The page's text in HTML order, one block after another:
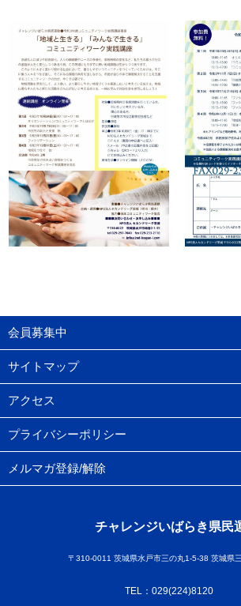
会員募集中
サイトマップ
アクセス
プライバシーポリシー
メルマガ登録/解除
チャレンジいばらき県民
〒310-0011 茨城県水戸市三の丸1-5-38 茨城県
TEL：029(224)8120